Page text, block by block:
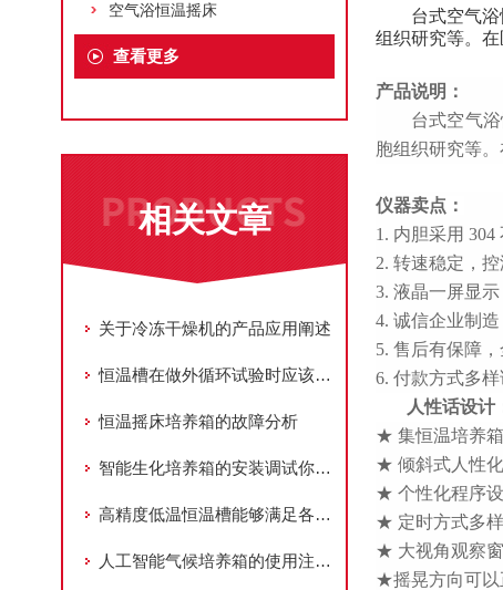
空气浴恒温摇床
查看更多
相关文章
关于冷冻干燥机的产品应用阐述
恒温槽在做外循环试验时应该注意的事项
恒温摇床培养箱的故障分析
智能生化培养箱的安装调试你知道怎么进行吗？
高精度低温恒温槽能够满足各种精密实验和生产的需要
人工智能气候培养箱的使用注意事项
台式空气
组织研究等。
产品说明：
台式空气
胞组织研究等
仪器卖点：
1. 内胆采用 304
2. 转速稳定，
3. 液晶一屏显
4. 诚信企业制
5. 售后有保障
6. 付款方式多样
人性话设计
★ 集恒温培养箱
★ 倾斜式人性化
★ 个性化程序
★ 定时方式多样
★ 大视角观察窗
★摇晃方向可